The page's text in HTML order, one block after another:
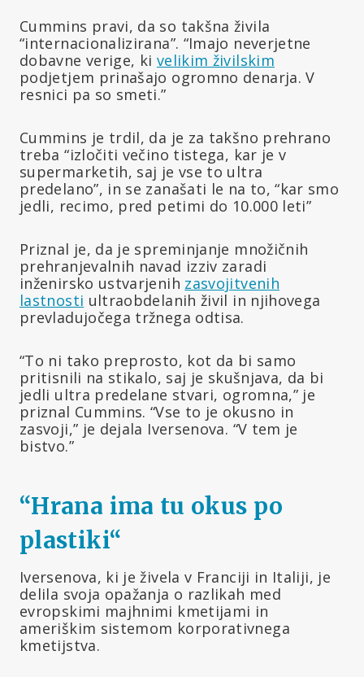
Cummins pravi, da so takšna živila
“internacionalizirana”. “Imajo neverjetne
dobavne verige, ki velikim živilskim
podjetjem prinašajo ogromno denarja. V
resnici pa so smeti.”
Cummins je trdil, da je za takšno prehrano
treba “izločiti večino tistega, kar je v
supermarketih, saj je vse to ultra
predelano”, in se zanašati le na to, “kar smo
jedli, recimo, pred petimi do 10.000 leti”
Priznal je, da je spreminjanje množičnih
prehranjevalnih navad izziv zaradi
inženirsko ustvarjenih zasvojitvenih
lastnosti ultraobdelanih živil in njihovega
prevladujočega tržnega odtisa.
“To ni tako preprosto, kot da bi samo
pritisnili na stikalo, saj je skušnjava, da bi
jedli ultra predelane stvari, ogromna,” je
priznal Cummins. “Vse to je okusno in
zasvoji,” je dejala Iversenova. “V tem je
bistvo.”
“Hrana ima tu okus po
plastiki“
Iversenova, ki je živela v Franciji in Italiji, je
delila svoja opažanja o razlikah med
evropskimi majhnimi kmetijami in
ameriškim sistemom korporativnega
kmetijstva.